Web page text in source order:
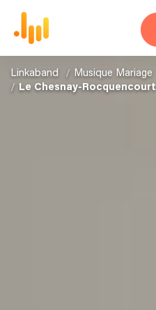
Linkaband Musique Mariage
Le Chesnay-Rocquencourt